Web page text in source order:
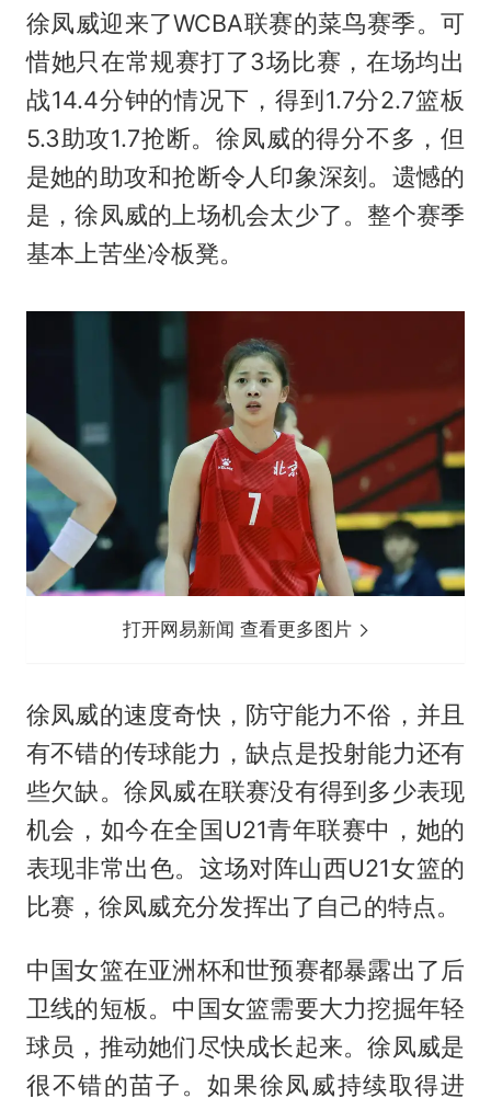
徐凤威迎来了WCBA联赛的菜鸟赛季。可
惜她只在常规赛打了3场比赛，在场均出
战14.4分钟的情况下，得到1.7分2.7篮板
5.3助攻1.7抢断。徐凤威的得分不多，但
是她的助攻和抢断令人印象深刻。遗憾的
是，徐凤威的上场机会太少了。整个赛季
基本上苦坐冷板凳。
打开网易新闻 查看更多图片
徐凤威的速度奇快，防守能力不俗，并且
有不错的传球能力，缺点是投射能力还有
些欠缺。徐凤威在联赛没有得到多少表现
机会，如今在全国U21青年联赛中，她的
表现非常出色。这场对阵山西U21女篮的
比赛，徐凤威充分发挥出了自己的特点。
中国女篮在亚洲杯和世预赛都暴露出了后
卫线的短板。中国女篮需要大力挖掘年轻
球员，推动她们尽快成长起来。徐凤威是
很不错的苗子。如果徐凤威持续取得进